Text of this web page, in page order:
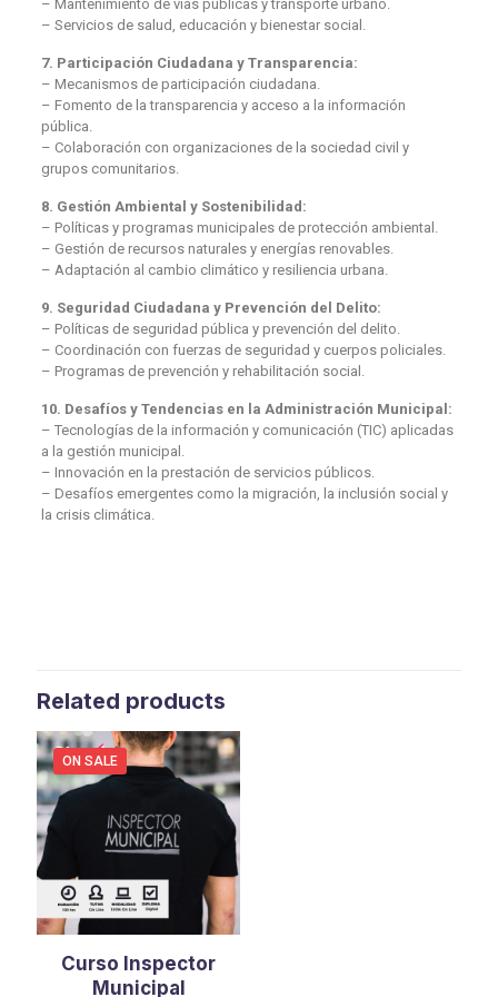
– Mantenimiento de vías públicas y transporte urbano.
– Servicios de salud, educación y bienestar social.
7. Participación Ciudadana y Transparencia:
– Mecanismos de participación ciudadana.
– Fomento de la transparencia y acceso a la información
pública.
– Colaboración con organizaciones de la sociedad civil y
grupos comunitarios.
8. Gestión Ambiental y Sostenibilidad:
– Políticas y programas municipales de protección ambiental.
– Gestión de recursos naturales y energías renovables.
– Adaptación al cambio climático y resiliencia urbana.
9. Seguridad Ciudadana y Prevención del Delito:
– Políticas de seguridad pública y prevención del delito.
– Coordinación con fuerzas de seguridad y cuerpos policiales.
– Programas de prevención y rehabilitación social.
10. Desafíos y Tendencias en la Administración Municipal:
– Tecnologías de la información y comunicación (TIC) aplicadas
a la gestión municipal.
– Innovación en la prestación de servicios públicos.
– Desafíos emergentes como la migración, la inclusión social y
la crisis climática.
Related products
ON SALE
Curso Inspector
Municipal